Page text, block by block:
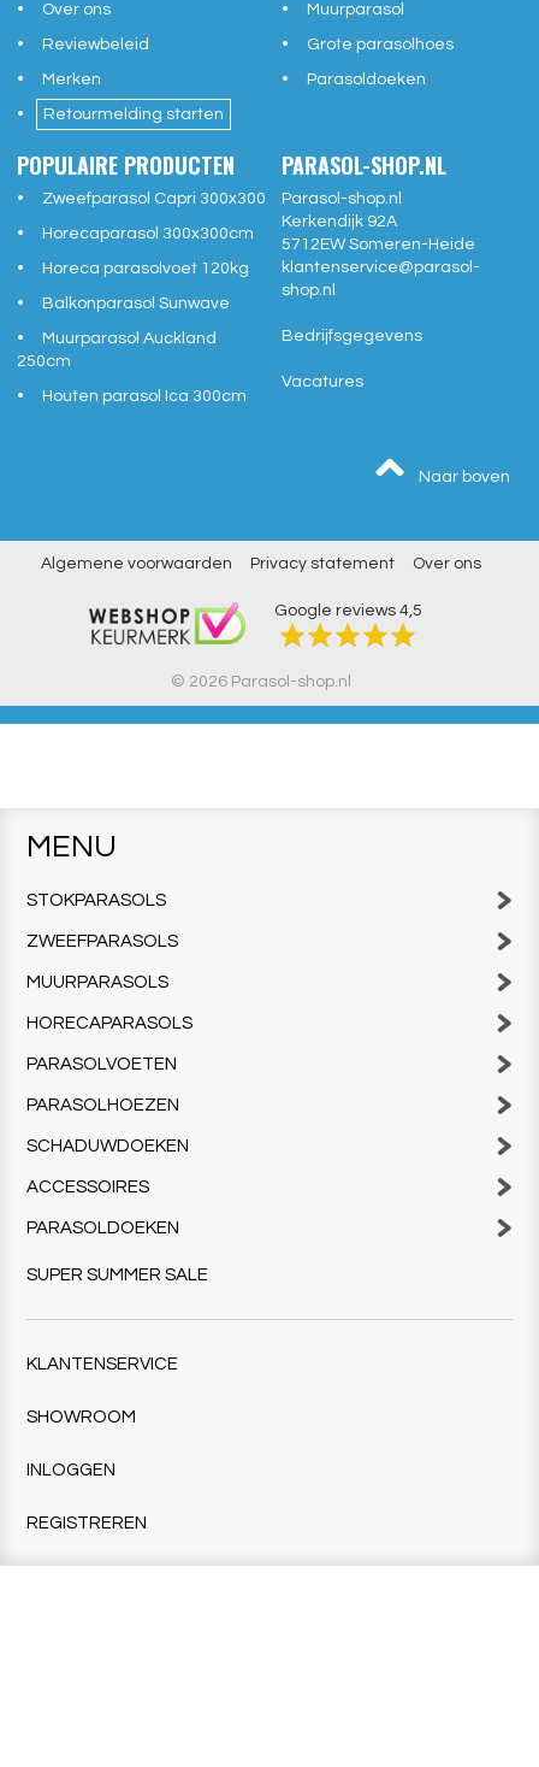
Over ons
Reviewbeleid
Merken
Retourmelding starten
Muurparasol
Grote parasolhoes
Parasoldoeken
POPULAIRE PRODUCTEN
Zweefparasol Capri 300x300
Horecaparasol 300x300cm
Horeca parasolvoet 120kg
Balkonparasol Sunwave
Muurparasol Auckland
250cm
Houten parasol Ica 300cm
PARASOL-SHOP.NL
Parasol-shop.nl
Kerkendijk 92A
5712EW Someren-Heide
klantenservice@parasol-
shop.nl
Bedrijfsgegevens
Vacatures
Naar boven
Algemene voorwaarden Privacy statement Over ons
Google reviews 4,5
© 2026 Parasol-shop.nl
MENU
STOKPARASOLS
ZWEEFPARASOLS
MUURPARASOLS
HORECAPARASOLS
PARASOLVOETEN
PARASOLHOEZEN
SCHADUWDOEKEN
ACCESSOIRES
PARASOLDOEKEN
SUPER SUMMER SALE
KLANTENSERVICE
SHOWROOM
INLOGGEN
REGISTREREN